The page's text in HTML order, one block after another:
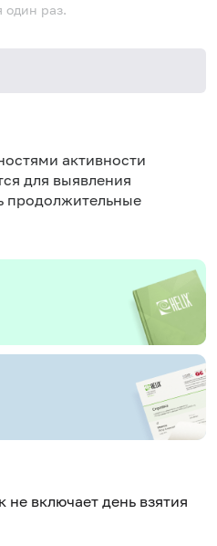
один раз.
активности
для выявления
продолжительные
не включает день взятия